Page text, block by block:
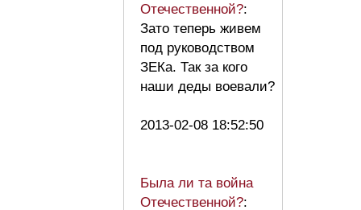
Отечественной?:
Зато теперь живем
под руководством
ЗЕКа. Так за кого
наши деды воевали?
2013-02-08 18:52:50
Была ли та война
Отечественной?: